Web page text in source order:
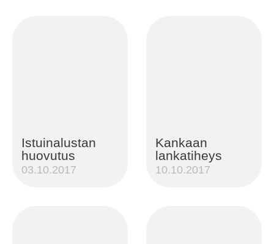
Istuinalustan
huovutus
03.10.2017
Kankaan
lankatiheys
10.10.2017